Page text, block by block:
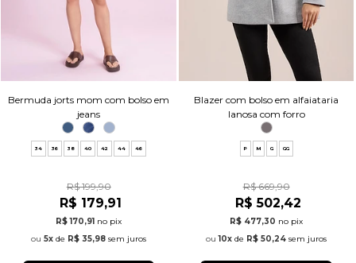
Bermuda jorts mom com bolso em
jeans
34 36 38 40 42 44 46
R$ 199,90
R$ 179,91
R$ 170,91 no pix
5x de R$ 35,98 sem juros
Blazer com bolso em alfaiataria
lanosa com forro
P M G GG
R$ 669,90
R$ 502,42
R$ 477,30 no pix
10x de R$ 50,24 sem juros